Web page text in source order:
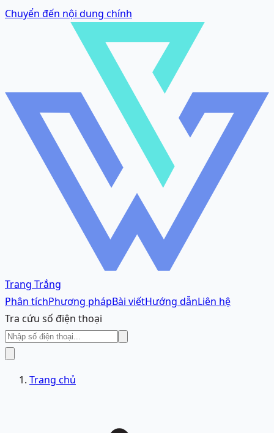
Chuyển đến nội dung chính
Trang Trắng
Phân tíchPhương phápBài viếtHướng dẫnLiên hệ
Tra cứu số điện thoại
Trang chủ